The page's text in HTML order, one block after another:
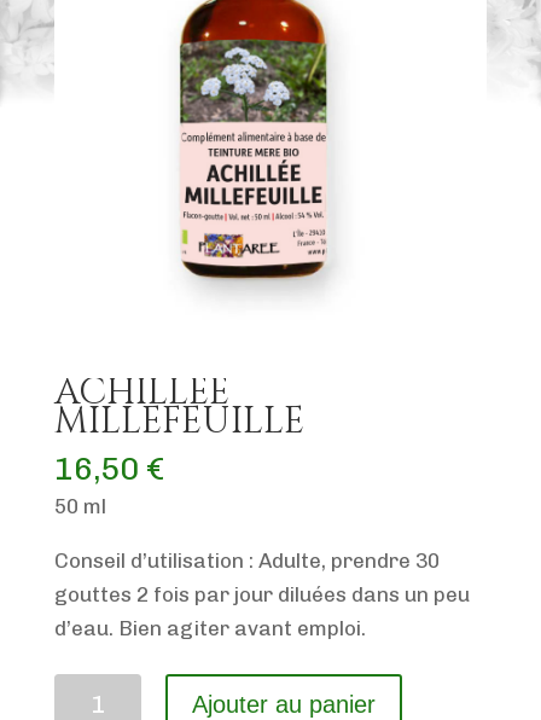
ACHILLÉE
MILLEFEUILLE
16,50 €
50 ml
Conseil d’utilisation : Adulte, prendre 30
gouttes 2 fois par jour diluées dans un peu
d’eau. Bien agiter avant emploi.
quantité
Ajouter au panier